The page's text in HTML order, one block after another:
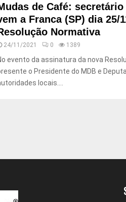
de Café:
a Franca (SP) dia 25/
Normativa
24/11/2021 0 1389
evento da assinatura da nova
o Presidente do MDB e
locais....